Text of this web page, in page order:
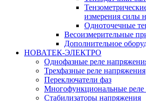
измерения силы
Одноточечные
Весоизмерительные
Дополнительное
НОВАТЕК-ЭЛЕКТРО
Однофазные реле
Трехфазные реле напряжения
Переключатели фаз
Многофункциональные реле
Стабилизаторы напряжения